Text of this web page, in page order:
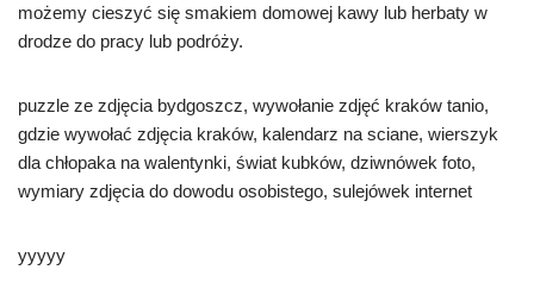
możemy cieszyć się smakiem domowej kawy lub herbaty w
drodze do pracy lub podróży.
puzzle ze zdjęcia bydgoszcz, wywołanie zdjęć kraków tanio,
gdzie wywołać zdjęcia kraków, kalendarz na sciane, wierszyk
dla chłopaka na walentynki, świat kubków, dziwnówek foto,
wymiary zdjęcia do dowodu osobistego, sulejówek internet
yyyyy